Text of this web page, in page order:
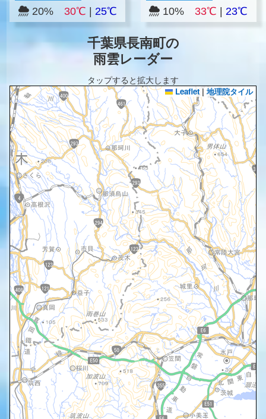
20% 30℃ 25℃ 10%33℃ |23℃
千葉県長南町の
雨雲レーダー
タップすると拡大します
Leaflet | 地理院タイル